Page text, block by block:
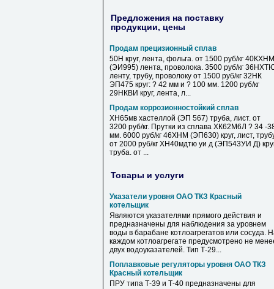
Предложения на поставку
продукции, цены
Продам прецизионный сплав
50Н круг, лента, фольга. от 1500 руб/кг 40КХНМ
(ЭИ995) лента, проволока. 3500 руб/кг
ленту, трубу, проволоку от 1500 руб/кг 32НК
ЭП475 круг: ? 42 мм и ? 100 мм. 1200 руб/кг
29НКВИ круг, лента, л...
Продам коррозионностойкий сплав
ХН65мв хастеллой (ЭП 567) труба, лист. от
3200 руб/кг. Прутки из сплава ХК62М6Л ? 34 -
мм. 6000 руб/кг 46ХНМ (ЭП630) круг, лист,
от 2000 руб/кг ХН40мдтю уи д (ЭП543УИ Д)
труба. от ...
Товары и услуги
Указатели уровня ОАО ТКЗ Красный
котельщик
Являются указателями прямого действия и
предназначены для наблюдения за уровнем
воды в барабане котлоагрегатов или сосуда.
каждом котлоагрегате предусмотрено не
двух водоуказателей. Тип Т-29...
Поплавковые регуляторы уровня ОАО ТКЗ
Красный котельщик
ПРУ типа Т-39 и Т-40 предназначены для